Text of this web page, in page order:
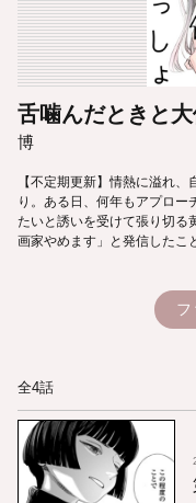
舌噛んだときと
博
【不定期更新】情熱に溢れ
り。ある日、何年もアプロー
たいと誘いを受けて張り切る
画家やめます」と発信したこ
フ
全4話